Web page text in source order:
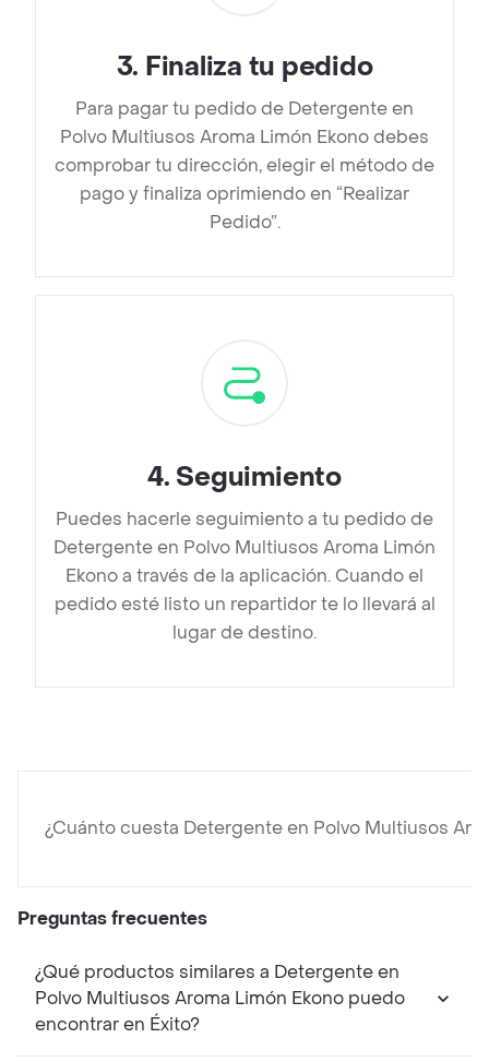
3. Finaliza tu pedido
Para pagar tu pedido de Detergente en
Polvo Multiusos Aroma Limón Ekono debes
comprobar tu dirección, elegir el método de
pago y finaliza oprimiendo en “Realizar
Pedido”.
4. Seguimiento
Puedes hacerle seguimiento a tu pedido de
Detergente en Polvo Multiusos Aroma Limón
Ekono a través de la aplicación. Cuando el
pedido esté listo un repartidor te lo llevará al
lugar de destino.
¿Cuánto cuesta Detergente en Polvo Multiusos
Preguntas frecuentes
¿Qué productos similares a Detergente en
Polvo Multiusos Aroma Limón Ekono puedo
encontrar en Éxito?